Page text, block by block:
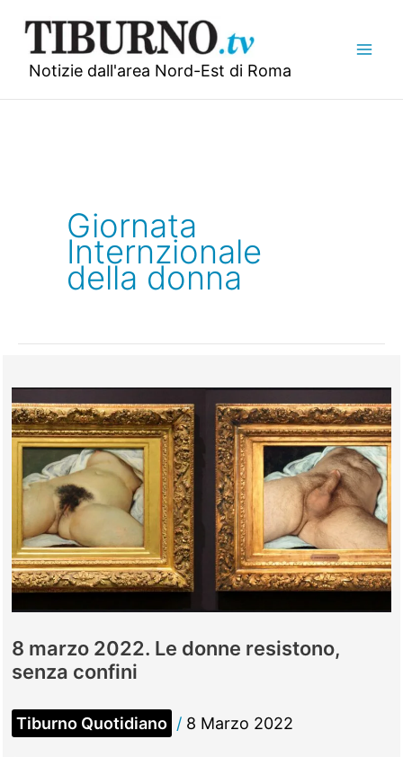
contenuto
Notizie dall'area Nord-Est di Roma
Giornata
Internzionale
della donna
8 marzo 2022. Le donne resistono,
senza confini
Tiburno Quotidiano / 8 Marzo 2022